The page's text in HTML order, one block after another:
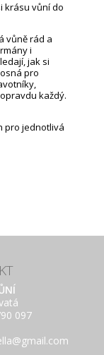
krásu vůní do
vůně rád a
i
jak si
pro
každý.
pro jednotlivá
097